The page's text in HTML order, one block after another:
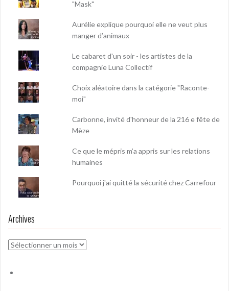
"Mask"
Aurélie explique pourquoi elle ne veut plus
manger d’animaux
Le cabaret d'un soir - les artistes de la
compagnie Luna Collectif
Choix aléatoire dans la catégorie "Raconte-
moi"
Carbonne, invité d'honneur de la 216 e fête de
Mèze
Ce que le mépris m’a appris sur les relations
humaines
Pourquoi j'ai quitté la sécurité chez Carrefour
Archives
Archives